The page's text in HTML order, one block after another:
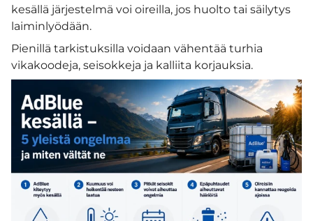
kesällä järjestelmä voi oireilla, jos huolto tai säilytys
laiminlyödään.
Pienillä tarkistuksilla voidaan vähentää turhia
vikakoodeja, seisokkeja ja kalliita korjauksia.